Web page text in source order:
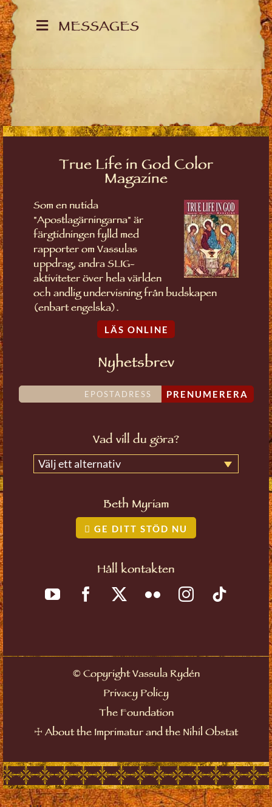
MESSAGES
True Life in God Color
Magazine
Som en nutida
"Apostlagärningarna" är
färgtidningen fylld med
rapporter om Vassulas
uppdrag, andra SLIG-
aktiviteter över hela världen
och andlig undervisning från budskapen
(enbart engelska).
LÄS ONLINE
Nyhetsbrev
PRENUMERERA
Vad vill du göra?
Välj ett alternativ
Beth Myriam
GE DITT STÖD NU
Håll kontakten
©Copyright Vassula Rydén
Privacy Policy
The Foundation
☩ About the Imprimatur and the Nihil Obstat